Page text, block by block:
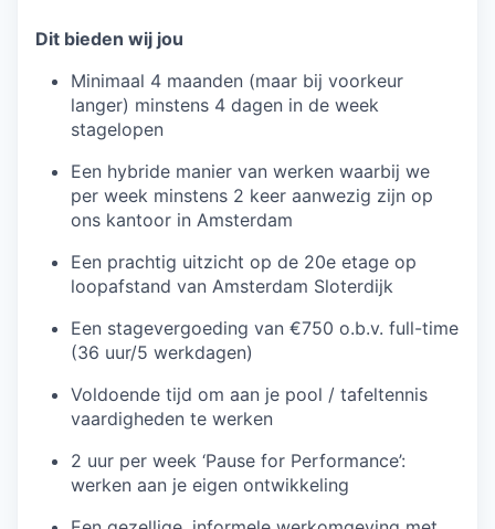
Dit bieden wij jou
Minimaal 4 maanden (maar bij voorkeur
langer) minstens 4 dagen in de week
stagelopen
Een hybride manier van werken waarbij we
per week minstens 2 keer aanwezig zijn op
ons kantoor in Amsterdam
Een prachtig uitzicht op de 20e etage op
loopafstand van Amsterdam Sloterdijk
Een stagevergoeding van €750 o.b.v. full-time
(36 uur/5 werkdagen)
Voldoende tijd om aan je pool / tafeltennis
vaardigheden te werken
2 uur per week ‘Pause for Performance’:
werken aan je eigen ontwikkeling